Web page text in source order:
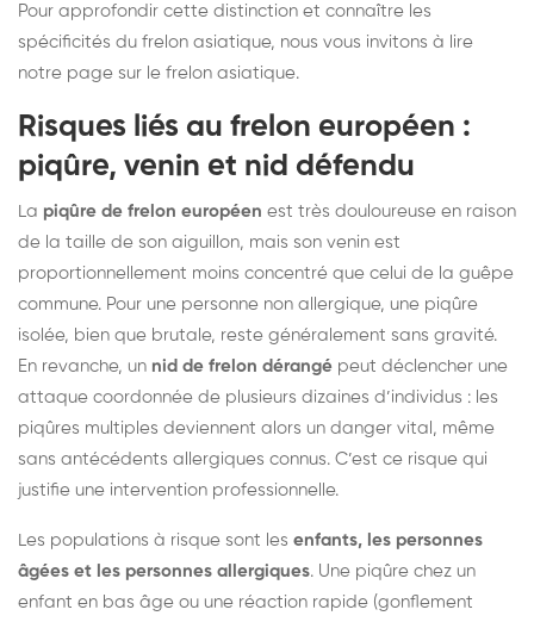
Pour approfondir cette distinction et connaître les
spécificités du frelon asiatique, nous vous invitons à lire
notre page sur le frelon asiatique.
Risques liés au frelon européen :
piqûre, venin et nid défendu
La piqûre de frelon européen est très douloureuse en raison
de la taille de son aiguillon, mais son venin est
proportionnellement moins concentré que celui de la guêpe
commune. Pour une personne non allergique, une piqûre
isolée, bien que brutale, reste généralement sans gravité.
En revanche, un nid de frelon dérangé peut déclencher une
attaque coordonnée de plusieurs dizaines d’individus : les
piqûres multiples deviennent alors un danger vital, même
sans antécédents allergiques connus. C’est ce risque qui
justifie une intervention professionnelle.
Les populations à risque sont les enfants, les personnes
âgées et les personnes allergiques. Une piqûre chez un
enfant en bas âge ou une réaction rapide (gonflement